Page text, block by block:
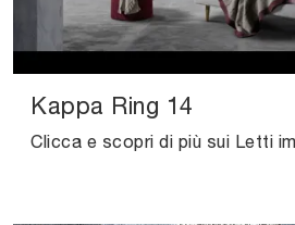
Kappa Ring 14